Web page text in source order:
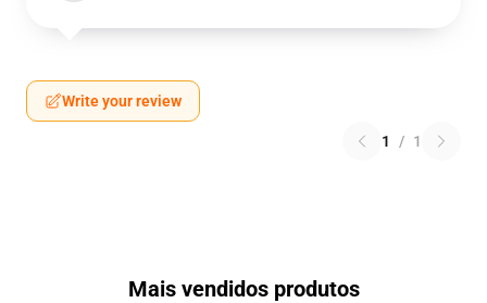
Write your review
1 / 1
Mais vendidos produtos